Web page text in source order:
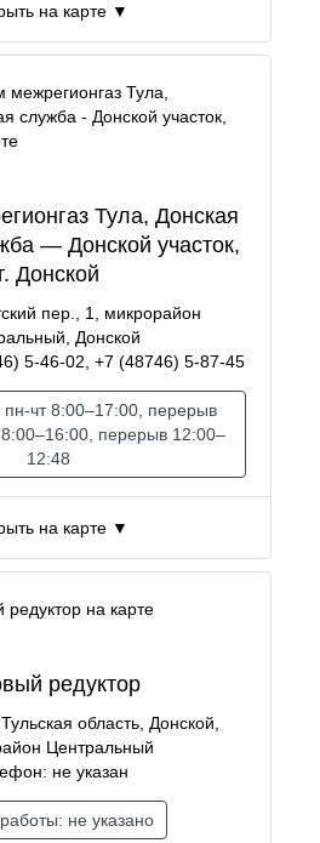
на карте ▼
на карте ▼
Тула, Донская
— Донской участок,
г. Донской
пер., 1, микрорайон
Донской
5-46-02, +7 (48746) 5-87-45
чт 8:00–17:00, перерыв
перерыв 12:00–
12:48
редуктор
область, Донской,
Центральный
не указан
не указано